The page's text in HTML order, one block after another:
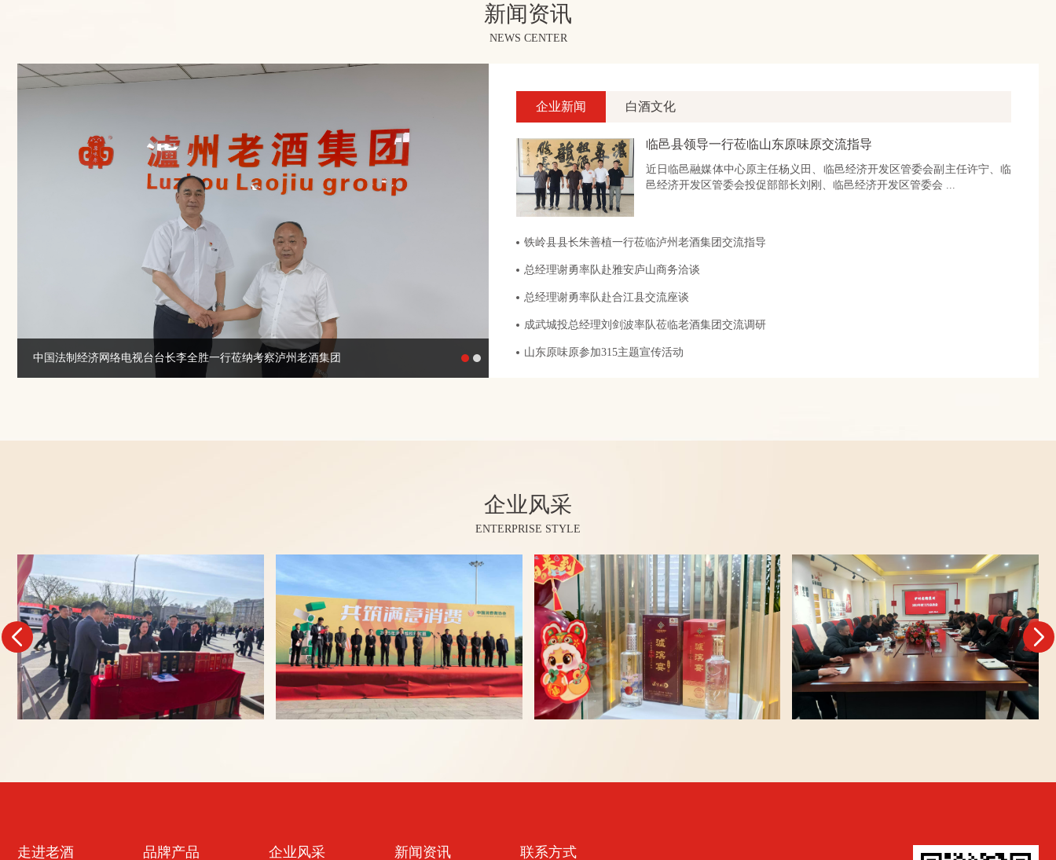
新闻资讯
NEWS CENTER
行莅纳考察泸州老酒集团 广西谢氏宗亲总会走进四川考察泸州老酒集团等企业
企业新闻 白酒文化
临邑县领导一行莅临山东原味原交流指导
近日临邑融媒体中心原主任杨义田、临邑经济开发区管委会副主任许宁、临
邑经济开发区管委会投促部部长刘刚、临邑经济开发区管委会 ...
铁岭县县长朱善植一行莅临泸州老酒集团交流指导
总经理谢勇率队赴雅安庐山商务洽谈
总经理谢勇率队赴合江县交流座谈
成武城投总经理刘剑波率队莅临老酒集团交流调研
山东原味原参加315主题宣传活动
企业风采
ENTERPRISE STYLE
走进老酒 品牌产品 企业风采 新闻资讯 联系方式